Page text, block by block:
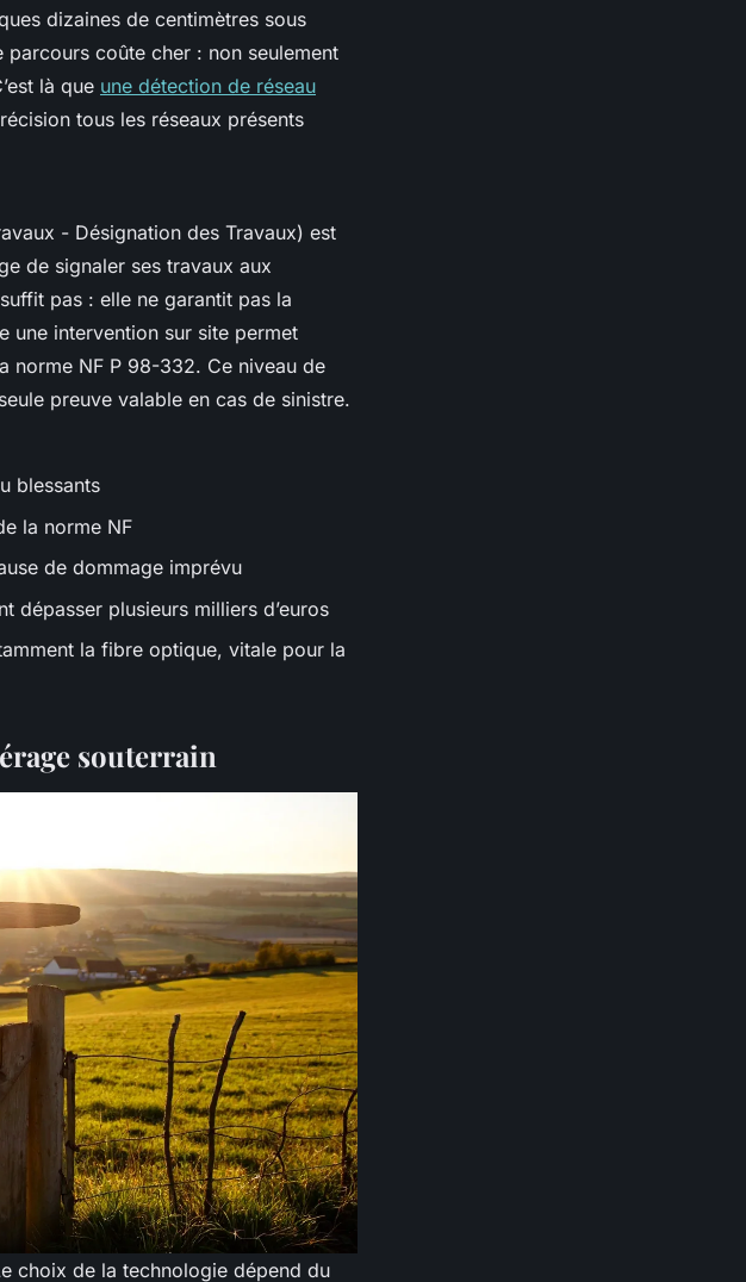
dizaines de centimètres sous
coûte cher : non seulement
là que une détection de réseau
tous les réseaux présents
- Désignation des Travaux) est
de signaler ses travaux aux
pas : elle ne garantit pas la
une intervention sur site permet
norme NF P 98-332. Ce niveau de
preuve valable en cas de sinistre.
blessants
la norme NF
de dommage imprévu
dépasser plusieurs milliers d’euros
la fibre optique, vitale pour la
souterrain
choix de la technologie dépend du